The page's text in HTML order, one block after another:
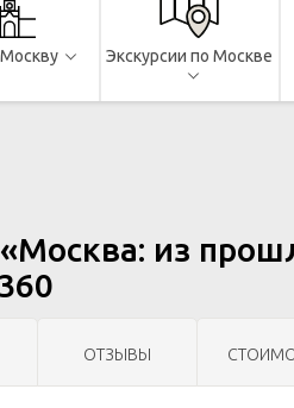
Экскурсии по Москве
из
ОТЗЫВЫ